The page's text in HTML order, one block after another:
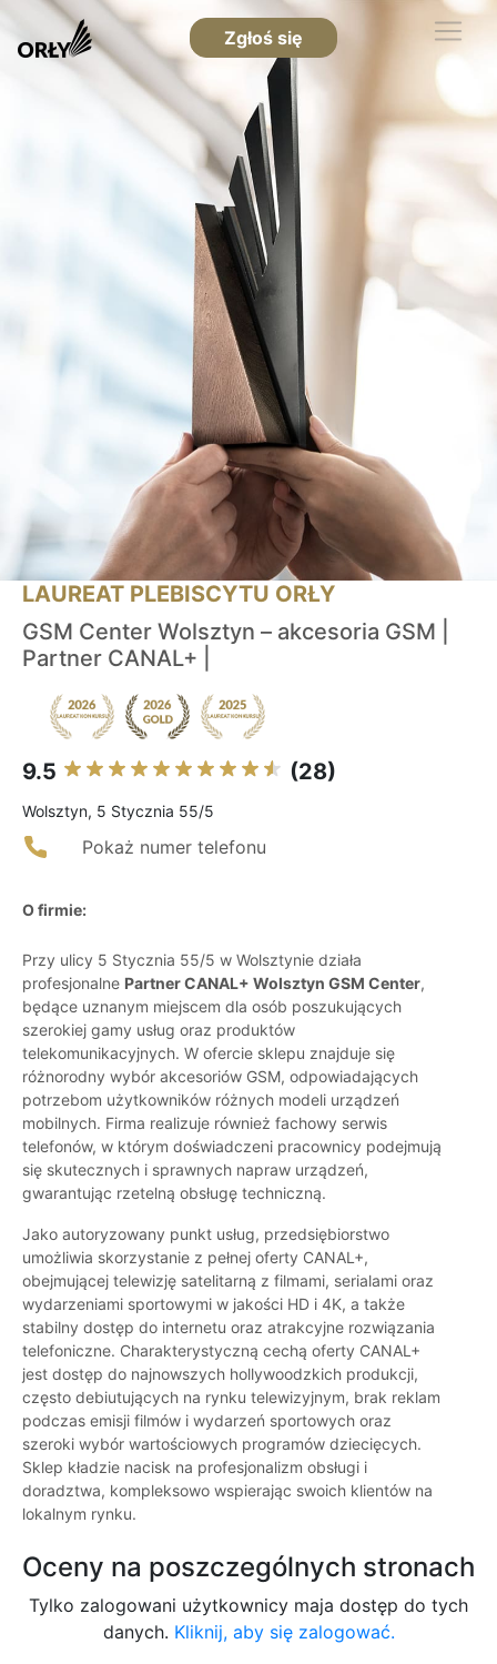
Zgłoś się
LAUREAT PLEBISCYTU ORŁY
GSM Center Wolsztyn – akcesoria GSM |
Partner CANAL+ |
9.5 (28)
Wolsztyn, 5 Stycznia 55/5
Pokaż numer telefonu
O firmie:
Przy ulicy 5 Stycznia 55/5 w Wolsztynie działa
profesjonalne Partner CANAL+ Wolsztyn GSM Center,
będące uznanym miejscem dla osób poszukujących
szerokiej gamy usług oraz produktów
telekomunikacyjnych. W ofercie sklepu znajduje się
różnorodny wybór akcesoriów GSM, odpowiadających
potrzebom użytkowników różnych modeli urządzeń
mobilnych. Firma realizuje również fachowy serwis
telefonów, w którym doświadczeni pracownicy podejmują
się skutecznych i sprawnych napraw urządzeń,
gwarantując rzetelną obsługę techniczną.
Jako autoryzowany punkt usług, przedsiębiorstwo
umożliwia skorzystanie z pełnej oferty CANAL+,
obejmującej telewizję satelitarną z filmami, serialami oraz
wydarzeniami sportowymi w jakości HD i 4K, a także
stabilny dostęp do internetu oraz atrakcyjne rozwiązania
telefoniczne. Charakterystyczną cechą oferty CANAL+
jest dostęp do najnowszych hollywoodzkich produkcji,
często debiutujących na rynku telewizyjnym, brak reklam
podczas emisji filmów i wydarzeń sportowych oraz
szeroki wybór wartościowych programów dziecięcych.
Sklep kładzie nacisk na profesjonalizm obsługi i
doradztwa, kompleksowo wspierając swoich klientów na
lokalnym rynku.
Oceny na poszczególnych stronach
Tylko zalogowani użytkownicy maja dostęp do tych
danych. Kliknij, aby się zalogować.